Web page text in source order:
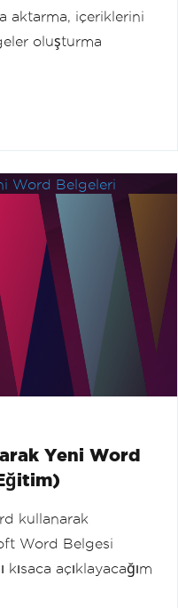
aktarma, içeriklerini
oluşturma
Yeni Word
kullanarak
Word Belgesi
kısaca açıklayacağım